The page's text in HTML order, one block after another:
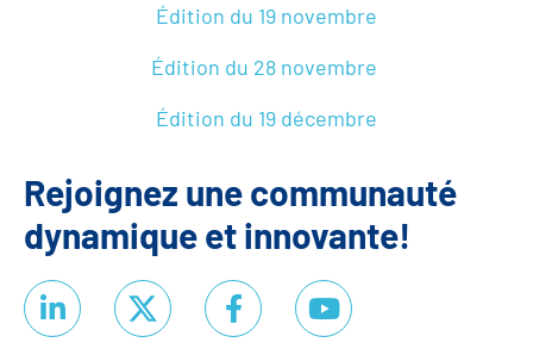
Édition du 19 novembre
Édition du 28 novembre
Édition du 19 décembre
Rejoignez une communauté
dynamique et innovante!